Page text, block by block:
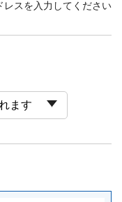
スを入力してください